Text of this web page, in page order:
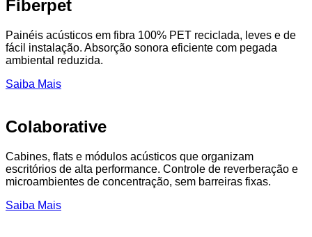
Fiberpet
Painéis acústicos em fibra 100% PET reciclada, leves e de
fácil instalação. Absorção sonora eficiente com pegada
ambiental reduzida.
Saiba Mais
Colaborative
Cabines, flats e módulos acústicos que organizam
escritórios de alta performance. Controle de reverberação e
microambientes de concentração, sem barreiras fixas.
Saiba Mais